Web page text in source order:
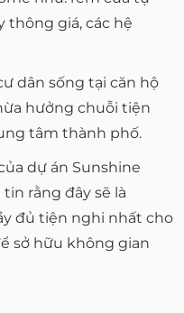
thông giá, các hệ
dân sống tại căn hộ
hưởng chuỗi tiện
tâm thành phố.
dự án Sunshine
tin rằng đây sẽ là
đủ tiện nghi nhất cho
sở hữu không gian